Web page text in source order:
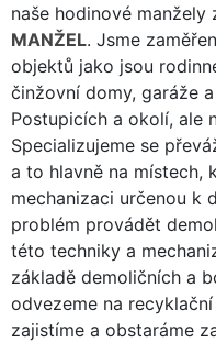
naše hodinové manžely
MANŽEL. Jsme
objektů jako jsou
činžovní domy, garáže
Postupicích a okolí, ale
Specializujeme se
a to hlavně na místech,
mechanizaci určenou k
problém provádět
této techniky a
základě demoličních a
odvezeme na
zajistíme a obstaráme